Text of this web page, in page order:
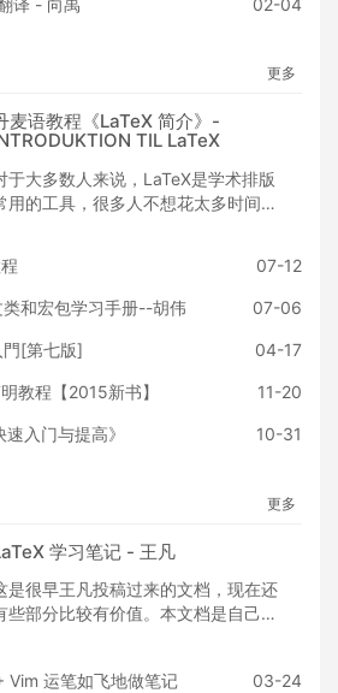
更多
麦语教程《LaTeX 简介》-
TIL LaTeX
于大多数人来说，LaTeX是学术排版
用的工具，很多人不想花太多时间熟
常愉快。 不幸的是，很多人入门的时
，往往不是很顺利，入门的时候常常
没有遵循一定的过程，粗暴地使用，这
书给大家一点点引导学习起来。 这本
常用心制作的书，作者提供了其详细
要的用户可以下载观瞻观瞻！Happy
07-12
和宏包学习手册--胡伟 07-06
門[第七版] 04-17
教程【2015新书】 11-20
入门与提高》 10-31
更多
学习笔记 - 王凡
是很早王凡投稿过来的文档，现在还
些部分比较有价值。本文档是自己在
询和扩展功能 DIY。初学入门者可能
Vim 运笔如飞地做笔记 03-24